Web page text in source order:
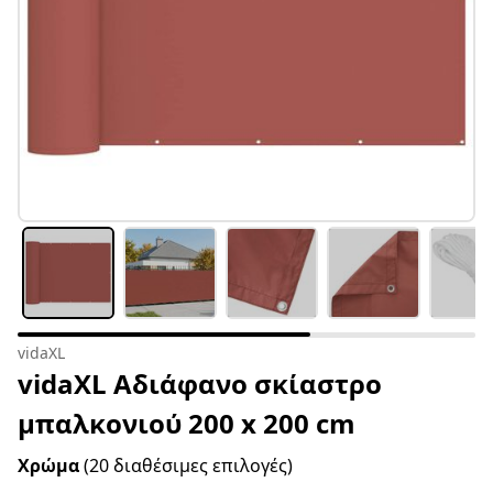
vidaXL
vidaXL Αδιάφανο σκίαστρο
μπαλκονιού 200 x 200 cm
Χρώμα(20 διαθέσιμες επιλογές)